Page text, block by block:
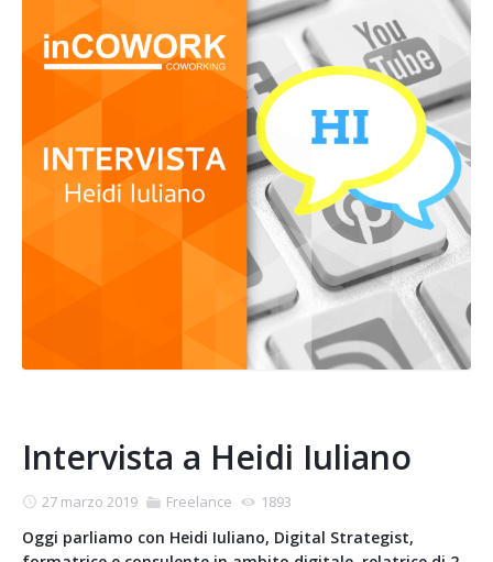
Intervista a Heidi Iuliano
27 marzo 2019 Freelance 1893
Oggi parliamo con Heidi Iuliano, Digital Strategist,